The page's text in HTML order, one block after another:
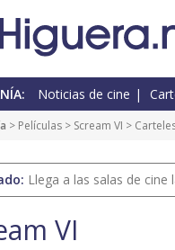
Noticias de cine
> Películas > Scream VI >
Llega a las salas de
VI